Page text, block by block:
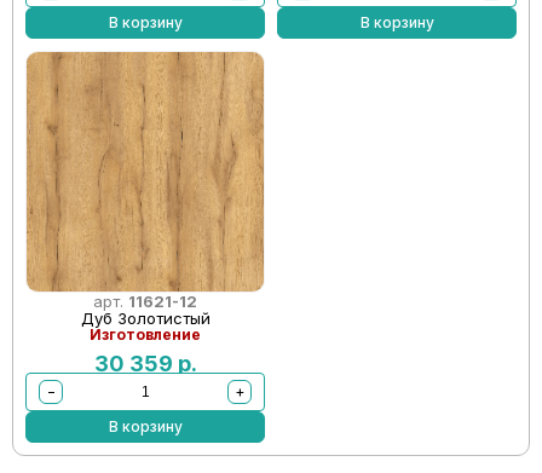
В корзину
В корзину
арт. 11621-12
Дуб Золотистый
Изготовление
30 359 р.
−
+
В корзину